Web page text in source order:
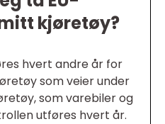
kjøretøy?
hvert andre år for
som veier under
som varebiler og
utføres hvert år.